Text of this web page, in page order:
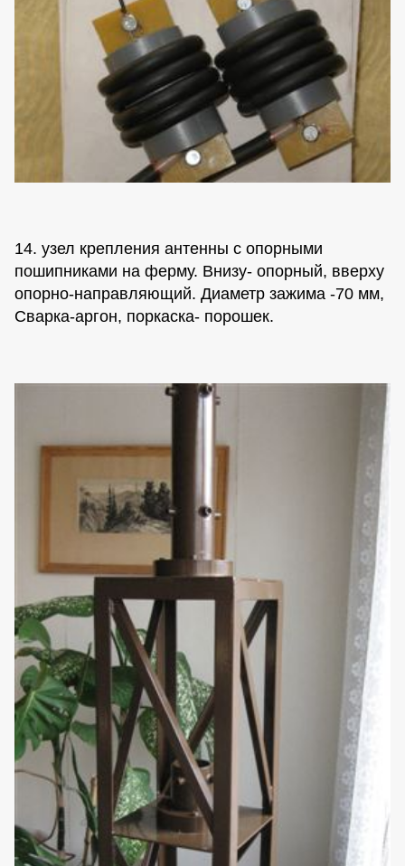
14. узел крепления антенны с опорными
пошипниками на ферму. Внизу- опорный, вверху
опорно-направляющий. Диаметр зажима -70 мм,
Сварка-аргон, поркаска- порошек.